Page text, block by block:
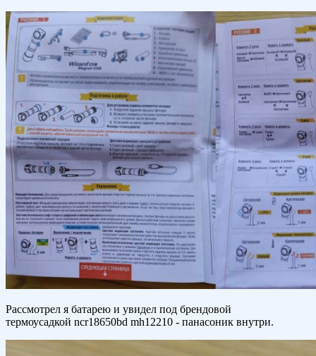
Рассмотрел я батарею и увидел под брендовой
термоусадкой ncr18650bd mh12210 - панасоник внутри.